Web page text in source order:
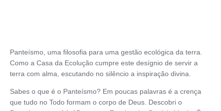
Panteísmo, uma filosofia para uma gestão ecológica da terra.
Como a Casa da Ecolução cumpre este desígnio de servir a
terra com alma, escutando no silêncio a inspiração divina.
Sabes o que é o Panteísmo? Em poucas palavras é a crença
que tudo no Todo formam o corpo de Deus. Descobri o